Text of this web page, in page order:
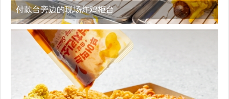
付款台旁边的现场炸鸡柜台